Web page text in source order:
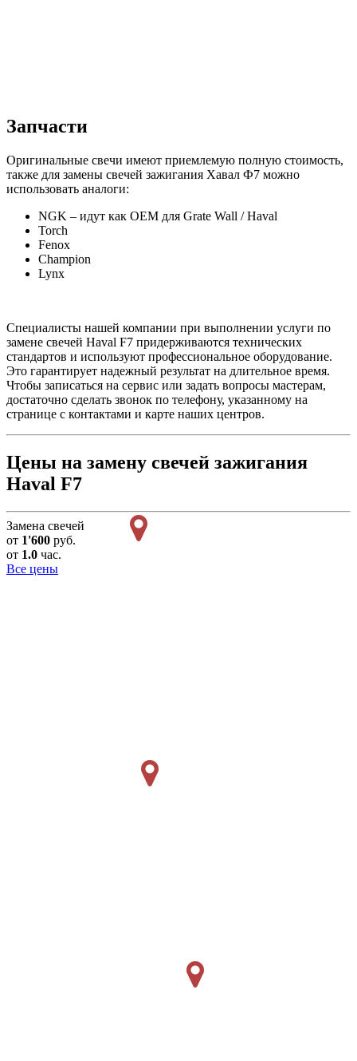
Запчасти
Оригинальные свечи имеют приемлемую полную стоимость,
также для замены свечей зажигания Хавал Ф7 можно
использовать аналоги:
NGK – идут как OEM для Grate Wall / Haval
Torch
Fenox
Champion
Lynx
Специалисты нашей компании при выполнении услуги по
замене свечей Haval F7 придерживаются технических
стандартов и используют профессиональное оборудование.
Это гарантирует надежный результат на длительное время.
Чтобы записаться на сервис или задать вопросы мастерам,
достаточно сделать звонок по телефону, указанному на
странице с контактами и карте наших центров.
Цены на замену свечей зажигания
Haval F7
Замена свечей
от 1'600 руб.
от 1.0 час.
Все цены